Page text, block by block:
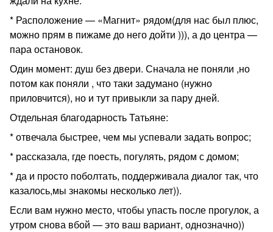
* Расположение — «Магнит» рядом(для нас был плюс,
можно прям в пижаме до него дойти ))), а до центра —
пара остановок.
Один момент: душ без двери. Сначала не поняли ,но
потом как поняли , что таки задумано (нужно
приловчится), но и тут привыкли за пару дней.
Отдельная благодарность Татьяне:
* отвечала быстрее, чем мы успевали задать вопрос;
* рассказала, где поесть, погулять, рядом с домом;
* да и просто поболтать, поддерживала диалог так, что
казалось,мы знакомы несколько лет)).
Если вам нужно место, чтобы упасть после прогулок, а
утром снова вбой — это ваш вариант, однозначно))